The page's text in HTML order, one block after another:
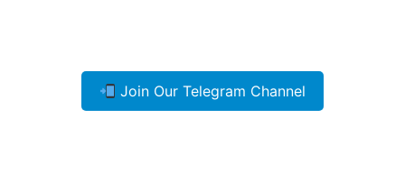
Join Our Telegram Channel